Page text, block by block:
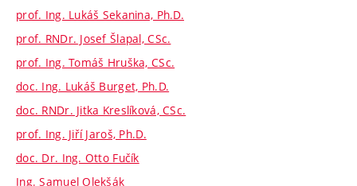
prof. Ing. Lukáš Sekanina, Ph.D.
prof. RNDr. Josef Šlapal, CSc.
prof. Ing. Tomáš Hruška, CSc.
doc. Ing. Lukáš Burget, Ph.D.
doc. RNDr. Jitka Kreslíková, CSc.
prof. Ing. Jiří Jaroš, Ph.D.
doc. Dr. Ing. Otto Fučík
Ing. Samuel Olekšák